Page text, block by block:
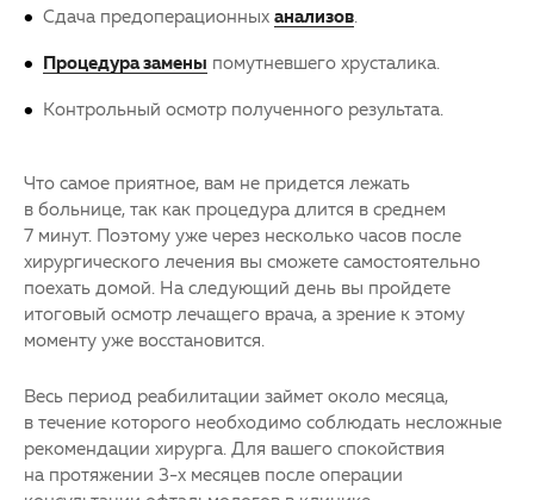
Сдача предоперационных анализов.
Процедура замены помутневшего хрусталика.
Контрольный осмотр полученного результата.
Что самое приятное, вам не придется лежать
в больнице, так как процедура длится в среднем
7 минут. Поэтому уже через несколько часов после
хирургического лечения вы сможете самостоятельно
поехать домой. На следующий день вы пройдете
итоговый осмотр лечащего врача, а зрение к этому
моменту уже восстановится.
Весь период реабилитации займет около месяца,
в течение которого необходимо соблюдать несложные
рекомендации хирурга. Для вашего спокойствия
на протяжении 3-х месяцев после операции